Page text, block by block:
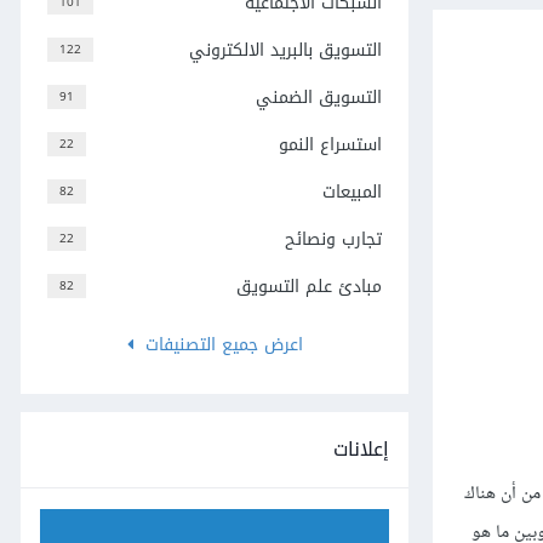
أن هناك
ما هو
122 التسويق بالبريد الالكتروني
91 التسويق الضمني
22 استسراع النمو
82 المبيعات
22 تجارب ونصائح
82
مبادئ علم التسويق
اعرض جميع التصنيفات
إعلانات